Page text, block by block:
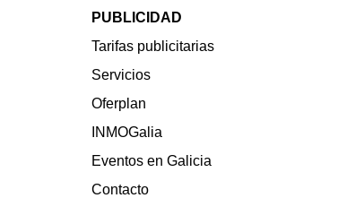
PUBLICIDAD
Tarifas publicitarias
Servicios
Oferplan
INMOGalia
Eventos en Galicia
Contacto